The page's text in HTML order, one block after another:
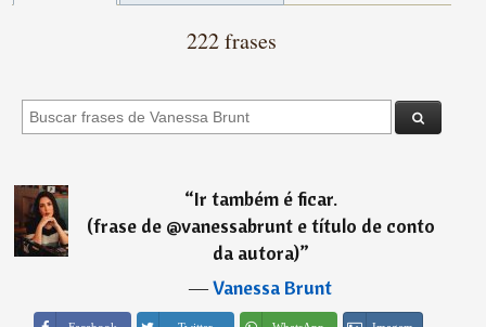
222 frases
“Ir também é ficar.
(frase de @vanessabrunt e título de conto
da autora)”
―Vanessa Brunt